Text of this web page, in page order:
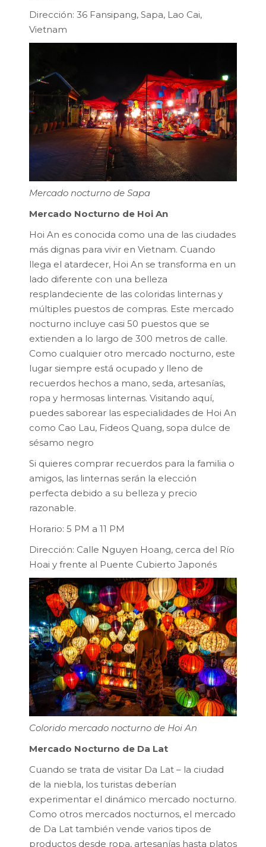
Dirección: 36 Fansipang, Sapa, Lao Cai,
Vietnam
Mercado nocturno de Sapa
Mercado Nocturno de Hoi An
Hoi An es conocida como una de las ciudades
más dignas para vivir en Vietnam. Cuando
llega el atardecer, Hoi An se transforma en un
lado diferente con una belleza
resplandeciente de las coloridas linternas y
múltiples puestos de compras. Este mercado
nocturno incluye casi 50 puestos que se
extienden a lo largo de 300 metros de calle.
Como cualquier otro mercado nocturno, este
lugar siempre está ocupado y lleno de
recuerdos hechos a mano, seda, artesanías,
ropa y hermosas linternas. Visitando aquí,
puedes saborear las especialidades de Hoi An
como Cao Lau, Fideos Quang, sopa dulce de
sésamo negro
Si quieres comprar recuerdos para la familia o
amigos, las linternas serán la elección
perfecta debido a su belleza y precio
razonable.
Horario: 5 PM a 11 PM
Dirección: Calle Nguyen Hoang, cerca del Río
Hoai y frente al Puente Cubierto Japonés
Colorido mercado nocturno de Hoi An
Mercado Nocturno de Da Lat
Cuando se trata de visitar Da Lat – la ciudad
de la niebla, los turistas deberían
experimentar el dinámico mercado nocturno.
Como otros mercados nocturnos, el mercado
de Da Lat también vende varios tipos de
productos desde ropa, artesanías hasta platos